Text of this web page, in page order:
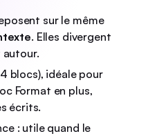
sur le même
. Elles divergent
autour.
blocs), idéale pour
Format en plus,
écrits.
: utile quand le